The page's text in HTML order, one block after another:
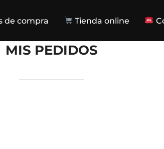
de compra Tienda online
MIS PEDIDOS